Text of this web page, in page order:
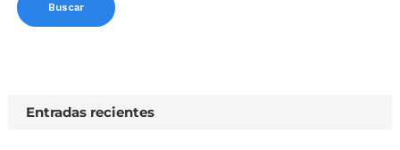
Entradas recientes